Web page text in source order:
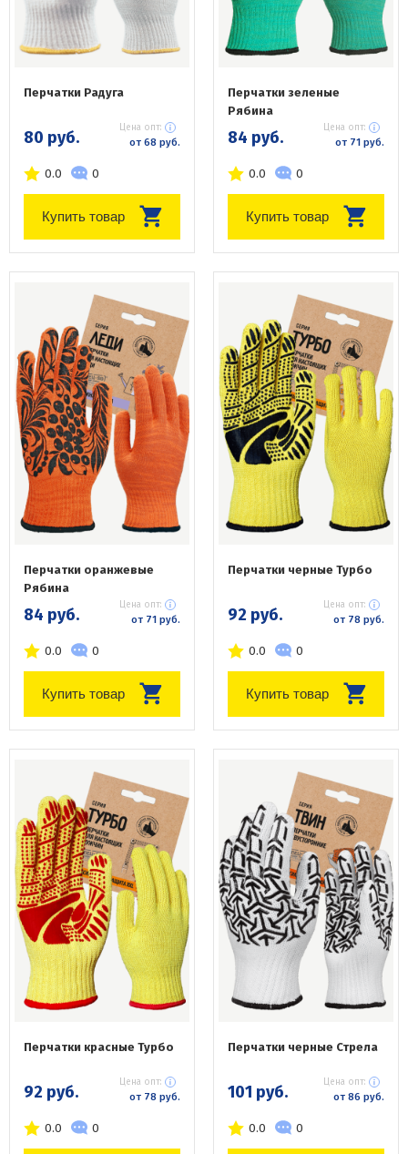
Перчатки Радуга
80 руб. Цена опт:
от 68 руб.
0.0 0
Купить товар
Перчатки зеленые
Рябина
84 руб. Цена опт:
от 71 руб.
0.0 0
Купить товар
Перчатки оранжевые
Рябина
84 руб. Цена опт:
от 71 руб.
0.0 0
Купить товар
Перчатки черные Турбо
92 руб. Цена опт:
от 78 руб.
0.0 0
Купить товар
Перчатки красные Турбо
92 руб. Цена опт:
от 78 руб.
0.0 0
Перчатки черные Стрела
101 руб. Цена опт:
от 86 руб.
0.0 0